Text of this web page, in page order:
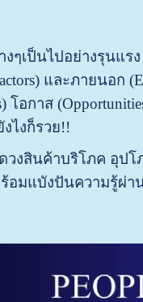
ๆเป็นไปอย่างรุนแ
และภายนอก
โอกาส
ไงก็รวย!!
งสินค้าบริโภค อุป
อมแบังปันความรู้ผ่